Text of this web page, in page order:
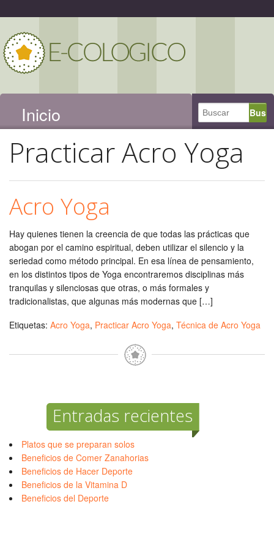
Inicio
Practicar Acro Yoga
Acro Yoga
Hay quienes tienen la creencia de que todas las prácticas que
abogan por el camino espiritual, deben utilizar el silencio y la
seriedad como método principal. En esa línea de pensamiento,
en los distintos tipos de Yoga encontraremos disciplinas más
tranquilas y silenciosas que otras, o más formales y
tradicionalistas, que algunas más modernas que […]
Etiquetas: Acro Yoga, Practicar Acro Yoga, Técnica de Acro Yoga
Entradas recientes
Platos que se preparan solos
Beneficios de Comer Zanahorias
Beneficios de Hacer Deporte
Beneficios de la Vitamina D
Beneficios del Deporte